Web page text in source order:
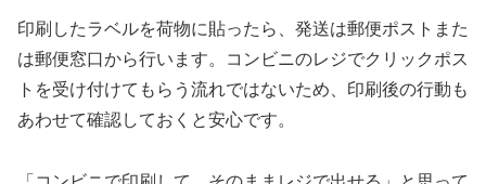
印刷したラベルを荷物に貼ったら、発送は郵便ポストまた
は郵便窓口から行います。コンビニのレジでクリックポス
トを受け付けてもらう流れではないため、印刷後の行動も
あわせて確認しておくと安心です。